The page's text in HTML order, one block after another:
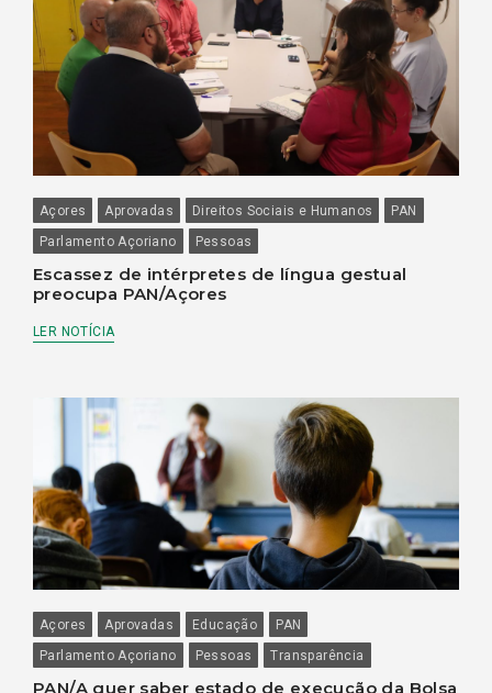
Açores Aprovadas Direitos Sociais e Humanos
PAN
Parlamento Açoriano
Pessoas
Escassez de intérpretes de língua gestual
preocupa PAN/Açores
LER NOTÍCIA
Açores Aprovadas Educação
PAN
Parlamento Açoriano
Pessoas Transparência
PAN/A quer saber estado de execução da Bolsa